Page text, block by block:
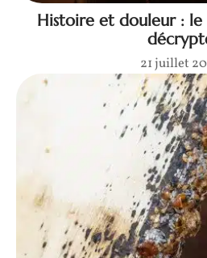
Histoire et douleur : le
21 juillet